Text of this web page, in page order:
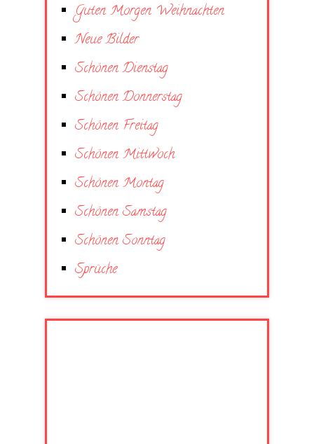
Guten Morgen Weihnachten
Neue Bilder
Schönen Dienstag
Schönen Donnerstag
Schönen Freitag
Schönen Mittwoch
Schönen Montag
Schönen Samstag
Schönen Sonntag
Sprüche